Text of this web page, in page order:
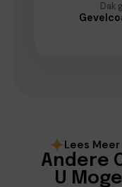
Dak
Lees
Andere
U